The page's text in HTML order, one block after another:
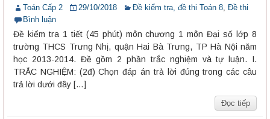
Toán Cấp 2 29/10/2018 Đề kiểm tra, đề thi Toán 8, Đề thi
Bình luận
Đề kiểm tra 1 tiết (45 phút) môn chương 1 môn Đại số lớp 8
trường THCS Trưng Nhị, quận Hai Bà Trưng, TP Hà Nội năm
học 2013-2014. Đề gồm 2 phần trắc nghiệm và tự luận. I.
TRẮC NGHIỆM: (2đ) Chọn đáp án trả lời đúng trong các câu
trả lời dưới đây […]
Đọc tiếp